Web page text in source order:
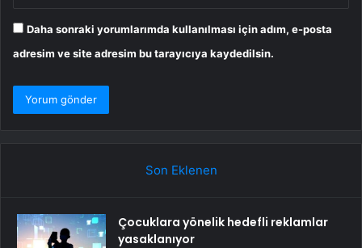
Daha sonraki yorumlarımda kullanılması için adım, e-posta
adresim ve site adresim bu tarayıcıya kaydedilsin.
Son Eklenen
Çocuklara yönelik hedefli reklamlar
yasaklanıyor